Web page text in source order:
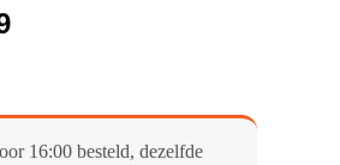
16:00 besteld, dezelfde